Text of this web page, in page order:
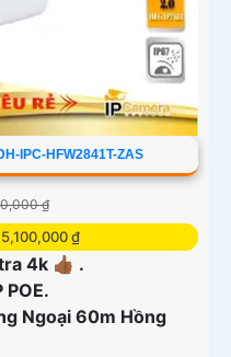
IPC-HFW2841T-ZAS
₫
₫
4k 👍🏾 .
POE.
Ngoại 60m Hồng